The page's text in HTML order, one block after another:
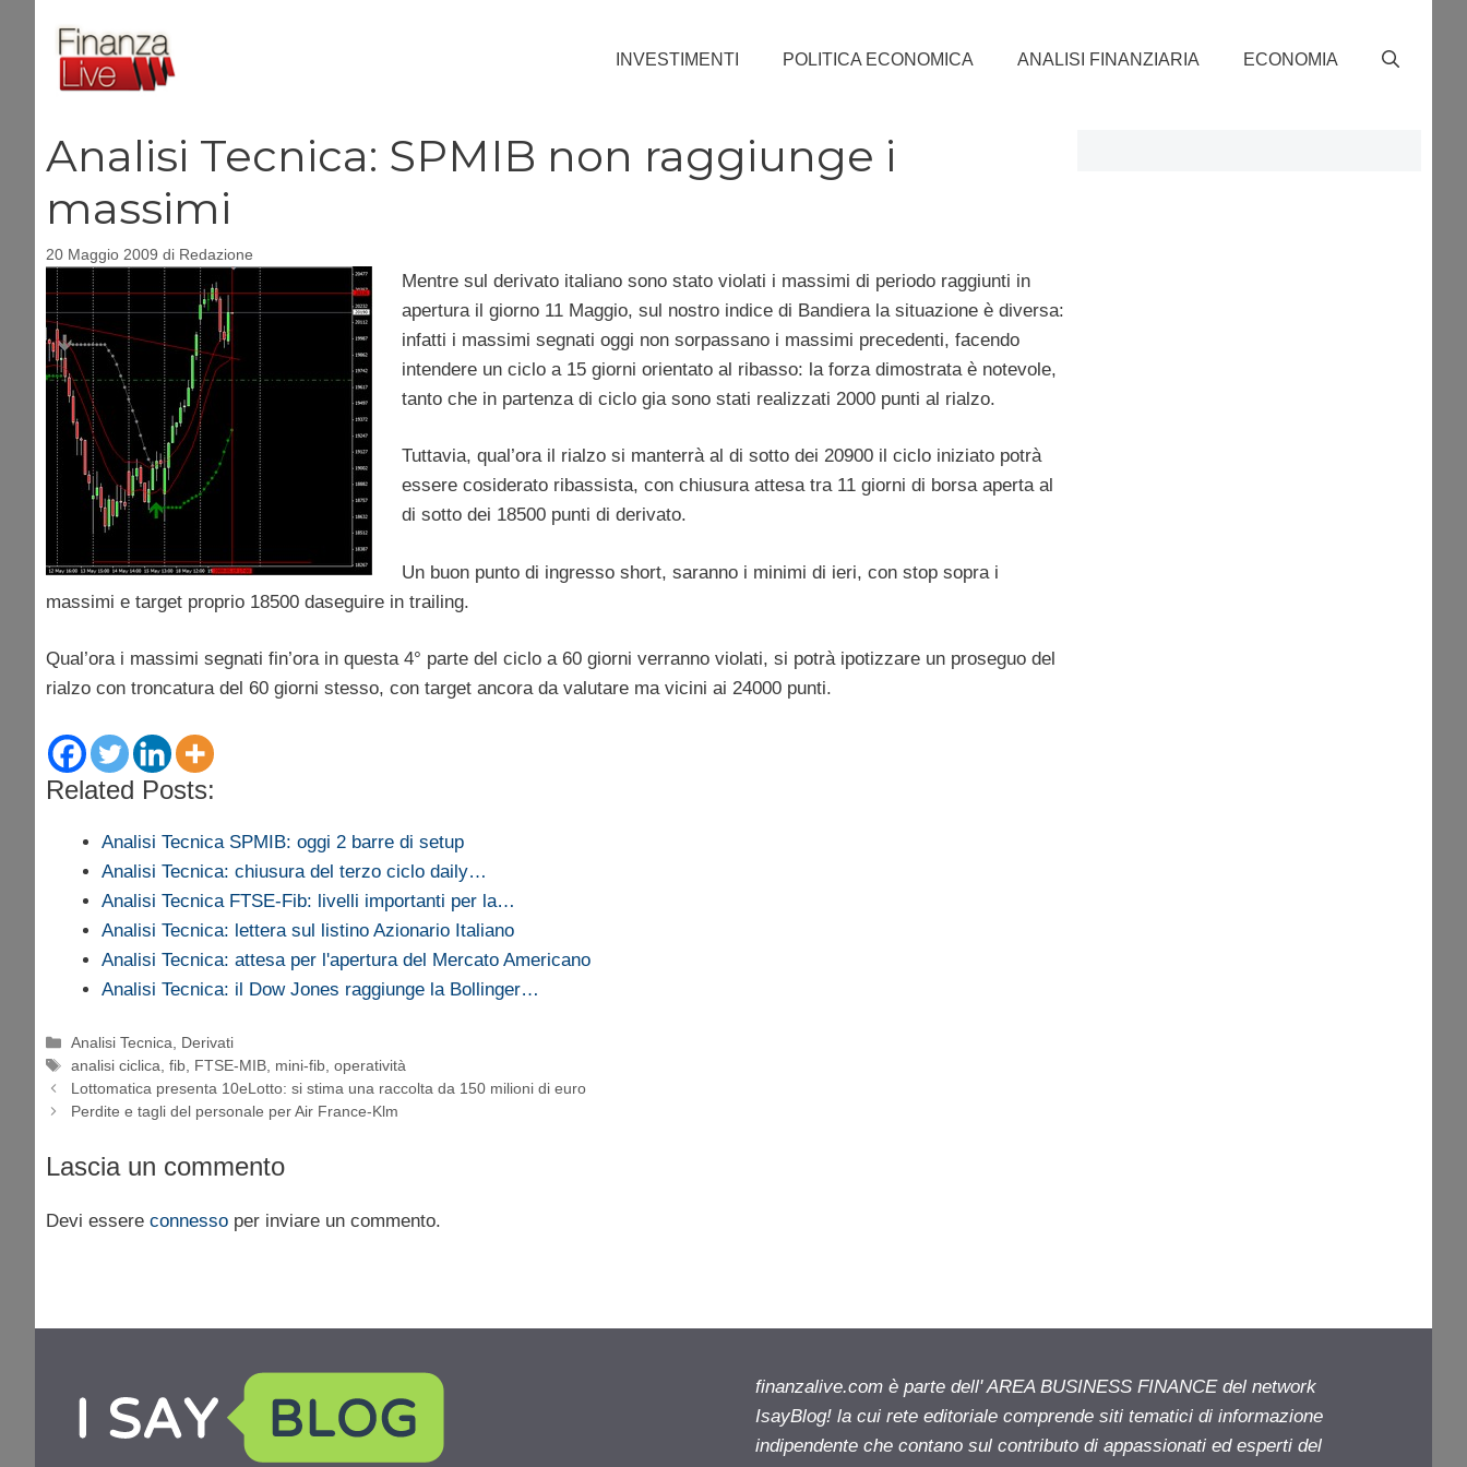
contenuto
INVESTIMENTI POLITICA ECONOMICA ANALISI FINANZIARIA ECONOMIA
Analisi Tecnica: SPMIB non raggiunge i
massimi
20 Maggio 2009 di Redazione
Mentre sul derivato italiano sono stato violati i massimi di periodo raggiunti in
apertura il giorno 11 Maggio, sul nostro indice di Bandiera la situazione è diversa:
infatti i massimi segnati oggi non sorpassano i massimi precedenti, facendo
intendere un ciclo a 15 giorni orientato al ribasso: la forza dimostrata è notevole,
tanto che in partenza di ciclo gia sono stati realizzati 2000 punti al rialzo.
Tuttavia, qual’ora il rialzo si manterrà al di sotto dei 20900 il ciclo iniziato potrà
essere cosiderato ribassista, con chiusura attesa tra 11 giorni di borsa aperta al
di sotto dei 18500 punti di derivato.
Un buon punto di ingresso short, saranno i minimi di ieri, con stop sopra i
massimi e target proprio 18500 daseguire in trailing.
Qual’ora i massimi segnati fin’ora in questa 4° parte del ciclo a 60 giorni verranno violati, si potrà ipotizzare un proseguo del
rialzo con troncatura del 60 giorni stesso, con target ancora da valutare ma vicini ai 24000 punti.
Related Posts:
Analisi Tecnica SPMIB: oggi 2 barre di setup
Analisi Tecnica: chiusura del terzo ciclo daily…
Analisi Tecnica FTSE-Fib: livelli importanti per la…
Analisi Tecnica: lettera sul listino Azionario Italiano
Analisi Tecnica: attesa per l'apertura del Mercato Americano
Analisi Tecnica: il Dow Jones raggiunge la Bollinger…
Categorie
Analisi Tecnica
Derivati
Tag
analisi ciclica ,fib FTSE-MIB mini-fib ,operatività
Lottomatica presenta 10eLotto: si stima una raccolta da 150 milioni di euro
Perdite e tagli del personale per Air France-Klm
Lascia un commento
Devi essere connesso per inviare un commento.
finanzalive.com è parte dell' AREA BUSINESS FINANCE del network
IsayBlog! la cui rete editoriale comprende siti tematici di informazione
indipendente che contano sul contributo di appassionati ed esperti del